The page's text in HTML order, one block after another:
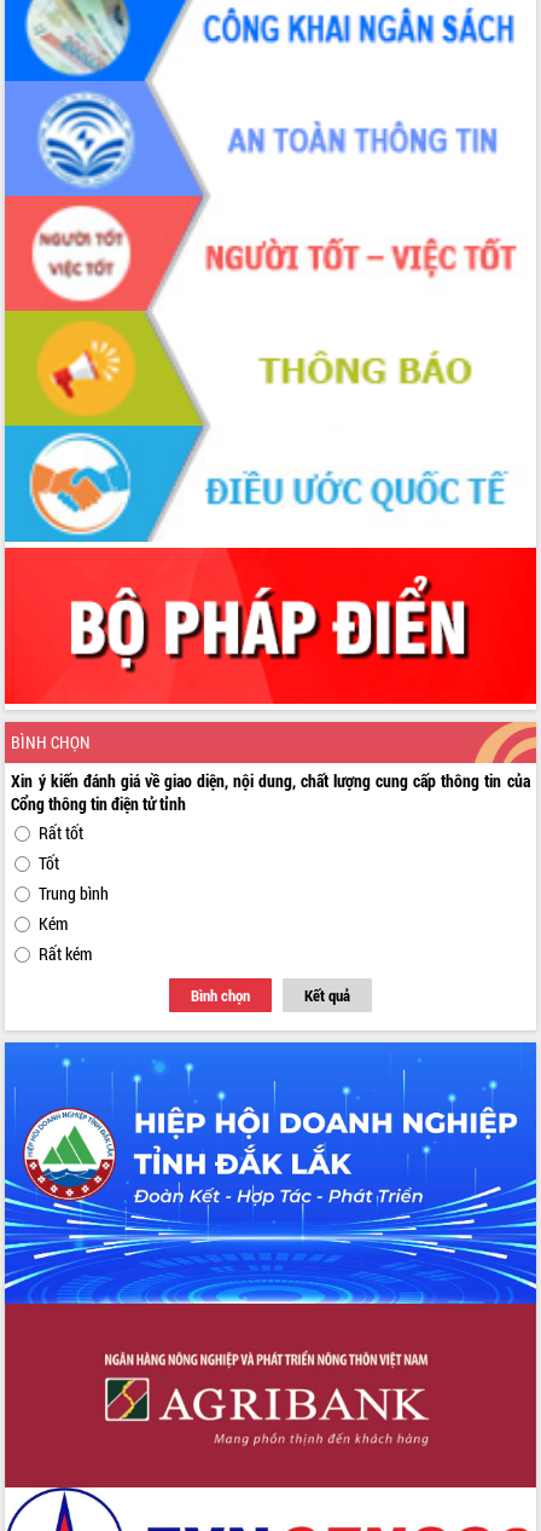
BÌNH CHỌN
Xin ý kiến đánh giá về giao diện, nội dung, chất lượng cung cấp thông tin của
Cổng thông tin điện tử tỉnh
Rất tốt
Tốt
Trung bình
Kém
Rất kém
Bình chọn Kết quả